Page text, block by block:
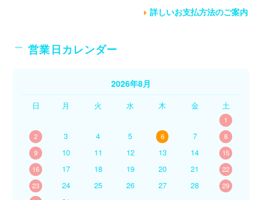
詳しいお支払方法のご案内
営業日カレンダー
2026年8月
日 月 火 水 木 金 土
1
2
3 4 5 6 7
8
9
10 11 12 13 14
15
16
17 18 19 20 21
22
23
24 25 26 27 28
29